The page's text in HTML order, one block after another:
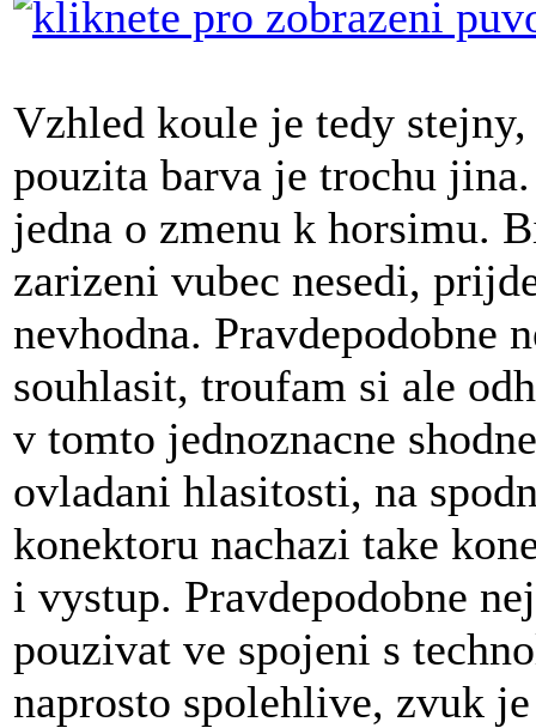
Vzhled koule je tedy
pouzita barva je trochu
jedna o zmenu k horsimu.
zarizeni vubec nesedi,
nevhodna. Pravdepodobne
souhlasit, troufam si ale
v tomto jednoznacne
ovladani hlasitosti, na
konektoru nachazi take
i vystup. Pravdepodobne
pouzivat ve spojeni s
naprosto spolehlive, zvuk